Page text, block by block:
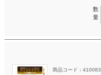
数
量
商品コード：410083